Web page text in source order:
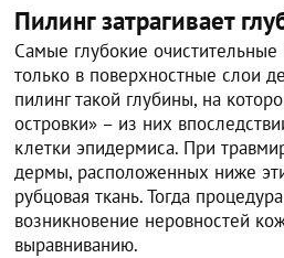
Пилинг затрагивает
Самые глубокие
только в поверхностные слои
пилинг такой глубины, на
островки» – из них
клетки эпидермиса. При
дермы, расположенных ниже
рубцовая ткань. Тогда
возникновение неровностей
выравниванию.